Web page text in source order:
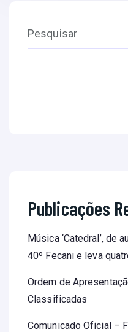
Pesquisar
Publicações
Música ‘Catedral’, de
40º Fecani e leva
Ordem de
Classificadas
Comunicado Oficial –